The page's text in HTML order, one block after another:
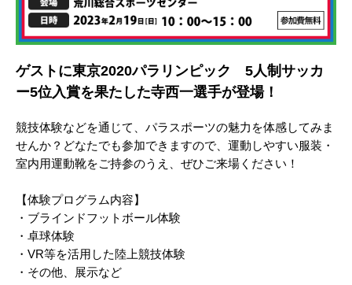
ゲストに東京2020パラリンピック 5人制サッカ
ー5位入賞を果たした寺西一選手が登場！
競技体験などを通じて、パラスポーツの魅力を体感してみま
せんか？どなたでも参加できますので、運動しやすい服装・
室内用運動靴をご持参のうえ、ぜひご来場ください！
【体験プログラム内容】
・ブラインドフットボール体験
・卓球体験
・VR等を活用した陸上競技体験
・その他、展示など